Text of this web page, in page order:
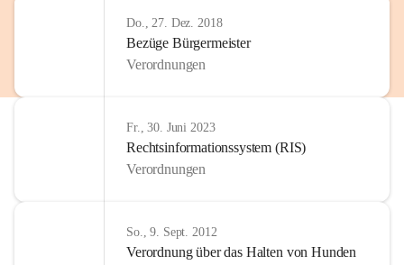
Do., 27. Dez. 2018
Bezüge Bürgermeister
Verordnungen
Fr., 30. Juni 2023
Rechtsinformationssystem (RIS)
Verordnungen
So., 9. Sept. 2012
Verordnung über das Halten von Hunden